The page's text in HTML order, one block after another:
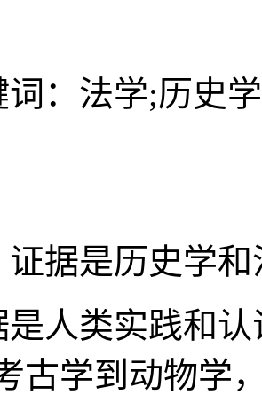
法学;历史学
是历史学和
类实践和认
古学到动物学